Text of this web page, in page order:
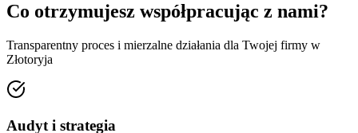
Co otrzymujesz współpracując z nami?
Transparentny proces i mierzalne działania dla Twojej firmy w
Złotoryja
Audyt i strategia